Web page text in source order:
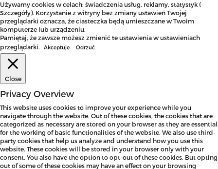
Używamy cookies w celach: świadczenia usług, reklamy, statystyk (
Szczegóły). Korzystanie z witryny bez zmiany ustawień Twojej
przeglądarki oznacza, że ciasteczka będą umieszczane w Twoim
komputerze lub urządzeniu.
Pamiętaj, że zawsze możesz zmienić te ustawienia w ustawieniach
przeglądarki.
Akceptuję Odrzuć
Close
Privacy Overview
This website uses cookies to improve your experience while you
navigate through the website. Out of these cookies, the cookies that are
categorized as necessary are stored on your browser as they are essential
for the working of basic functionalities of the website. We also use third-
party cookies that help us analyze and understand how you use this
website. These cookies will be stored in your browser only with your
consent. You also have the option to opt-out of these cookies. But opting
out of some of these cookies may have an effect on your browsing